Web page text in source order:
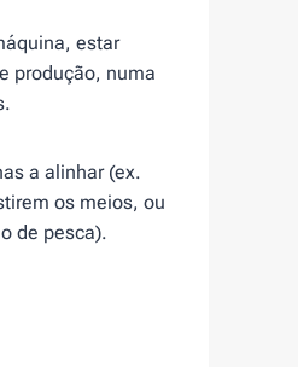
estar
produção, numa
a alinhar (ex.
os meios, ou
de pesca).